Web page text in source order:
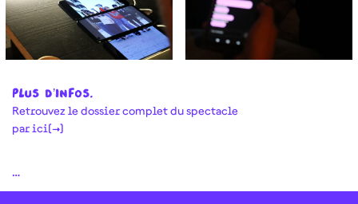
Plus d’infos…
Retrouvez le dossier complet du spectacle
par ici[→]
…